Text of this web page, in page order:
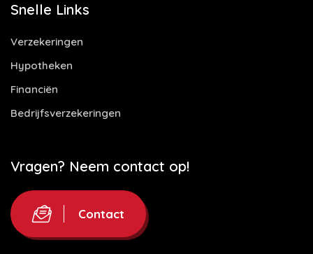
Snelle Links
Verzekeringen
Hypotheken
Financiën
Bedrijfsverzekeringen
Vragen? Neem contact op!
Contact